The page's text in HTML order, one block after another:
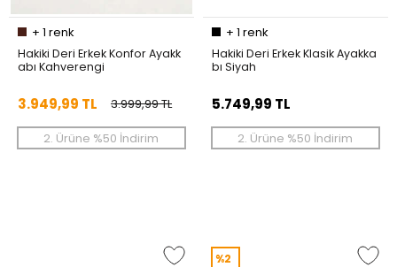
+ 1 renk
Hakiki Deri Erkek Konfor Ayakk
abı Kahverengi
3.999,99 TL
3.949,99 TL
2. Ürüne %50 İndirim
+ 1 renk
Hakiki Deri Erkek Klasik Ayakka
bı Siyah
5.749,99 TL
2. Ürüne %50 İndirim
%2